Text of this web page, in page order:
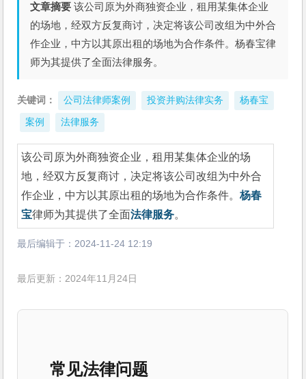
文章摘要 该公司原为外商独资企业，租用某集体企业
的场地，经双方反复商讨，决定将该公司改组为中外合
作企业，中方以其原出租的场地为合作条件。杨春宝律
师为其提供了全面法律服务。
关键词： 公司法律师案例 投资并购法律实务 杨春宝
案例 法律服务
该公司原为外商独资企业，租用某集体企业的场
地，经双方反复商讨，决定将该公司改组为中外合
作企业，中方以其原出租的场地为合作条件。杨春
宝律师为其提供了全面法律服务。
最后编辑于： 2024-11-24 12:19
最后更新：2024年11月24日
常见法律问题